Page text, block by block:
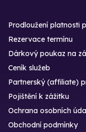
Prodloužení platnosti
Rezervace termínu
Dárkový poukaz na
Ceník služeb
Partnerský (affiliate)
Pojištění k zážitku
Ochrana osobních
Obchodní podmínky